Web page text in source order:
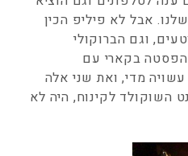
אבל לא פיליפ הכין
וגם הברוקולי
הפסטה בקארי עם
מדי, ואת שני אלה
השוקולד לקינוח, היה לא